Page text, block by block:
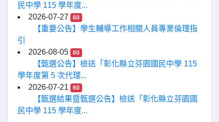
民中學 115 學年度...
2026-07-27
60
【重要公告】學生輔導工作相關人員專業倫理指
引
2026-08-05
60
【甄選公告】檢送「彰化縣立芬園國民中學 115
學年度第 5 次代理...
2026-07-21
60
【甄選結果暨甄選公告】檢送「彰化縣立芬園國
民中學 115 學年度...